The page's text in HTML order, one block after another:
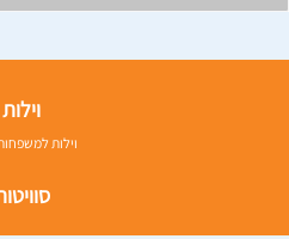
וילות
וילות